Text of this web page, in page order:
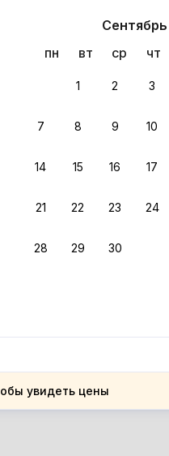
пн
вт ср чт
1 2 3
7 8 9 10
14 15 16 17
21 22 23 24
28 29 30
увидеть цены
заданным